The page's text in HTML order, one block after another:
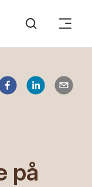
på